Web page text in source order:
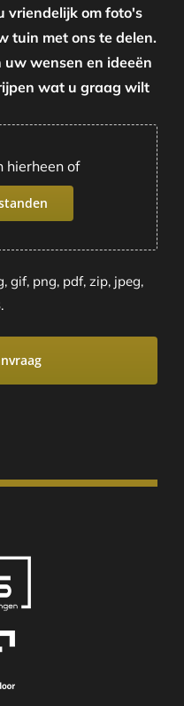
vriendelijk om foto's
tuin met ons te delen.
wensen en ideeën
wat u graag wilt
hierheen of
gif, png, pdf, zip, jpeg,